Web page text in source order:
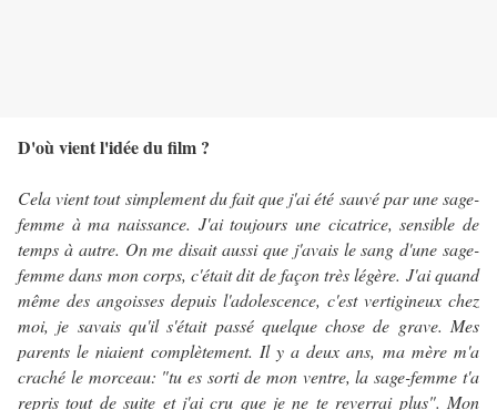
D'où vient l'idée du film ?
Cela vient tout simplement du fait que j'ai été sauvé par une sage-
femme à ma naissance. J'ai toujours une cicatrice, sensible de
temps à autre. On me disait aussi que j'avais le sang d'une sage-
femme dans mon corps, c'était dit de façon très légère. J'ai quand
même des angoisses depuis l'adolescence, c'est vertigineux chez
moi, je savais qu'il s'était passé quelque chose de grave. Mes
parents le niaient complètement. Il y a deux ans, ma mère m'a
craché le morceau: "tu es sorti de mon ventre, la sage-femme t'a
repris tout de suite et j'ai cru que je ne te reverrai plus". Mon